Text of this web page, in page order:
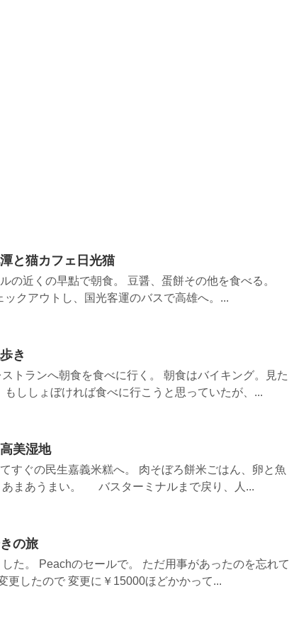
と猫カフェ日光猫
の近くの早點で朝食。 豆醤、蛋餅その他を食べる。
クアウトし、国光客運のバスで高雄へ。...
き
トランへ朝食を食べに行く。 朝食はバイキング。見た
もししょぼければ食べに行こうと思っていたが、...
美湿地
すぐの民生嘉義米糕へ。 肉そぼろ餅米ごはん、卵と魚
あまあうまい。 バスターミナルまで戻り、人...
の旅
た。 Peachのセールで。 ただ用事があったのを忘れて
更したので 変更に￥15000ほどかかって...